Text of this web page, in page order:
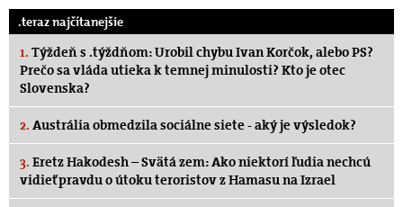
.teraz najčítanejšie
1. Týždeň s .týždňom: Urobil chybu Ivan Korčok, alebo PS?
Prečo sa vláda utieka k temnej minulosti? Kto je otec
Slovenska?
2. Austrália obmedzila sociálne siete - aký je výsledok?
3. Eretz Hakodesh – Svätá zem: Ako niektorí ľudia nechcú
vidieť pravdu o útoku teroristov z Hamasu na Izrael